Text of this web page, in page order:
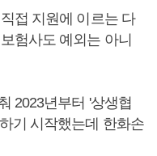
접 지원에 이르는 다
험사도 예외는 아니
2023년부터 '상생협
기 시작했는데 한화손